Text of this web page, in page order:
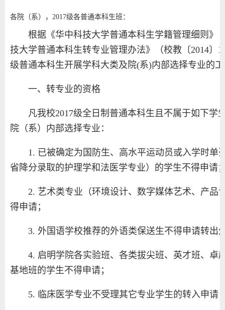
各院（系），2017级各普通本科生班：
根据《华中科技大学普通本科生学籍管理细则》
技大学普通本科生转专业管理办法》（校教〔2014〕
级普通本科生开展学科大类及院(系)内部选择专业的
一、转专业的资格
凡我校2017级全日制普通本科生且不属于如下学
院（系）内部选择专业：
1. 已被确定为国防生、高水平运动员或入学时单
省降分录取的护理学和法医学专业）的学生不得申请
2. 艺术类专业（环境设计、数字媒体艺术、产品
得申请；
3. 外国语学校推荐的外语类保送生不得申请转出
4. 启明学院各实验班、各类拔尖班、英才班、卓
基地班的学生不得申请；
5. 临床医学专业不受理其它专业学生的转入申请